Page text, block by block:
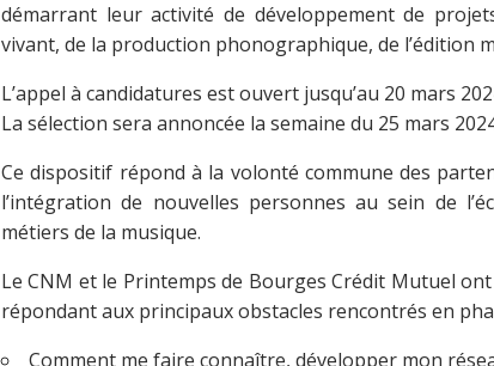
démarrant leur activité de développement de
vivant, de la production phonographique, de l’édition
L’appel à candidatures est ouvert jusqu’au 20 mars
La sélection sera annoncée la semaine du 25 mars
Ce dispositif répond à la volonté commune des
l’intégration de nouvelles personnes au sein de
métiers de la musique.
Le CNM et le Printemps de Bourges Crédit Mutuel
répondant aux principaux obstacles rencontrés en
Comment me faire connaître, développer mon